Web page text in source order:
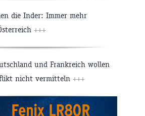
die Inder: Immer mehr
+++
und Frankreich wollen
nicht vermitteln +++